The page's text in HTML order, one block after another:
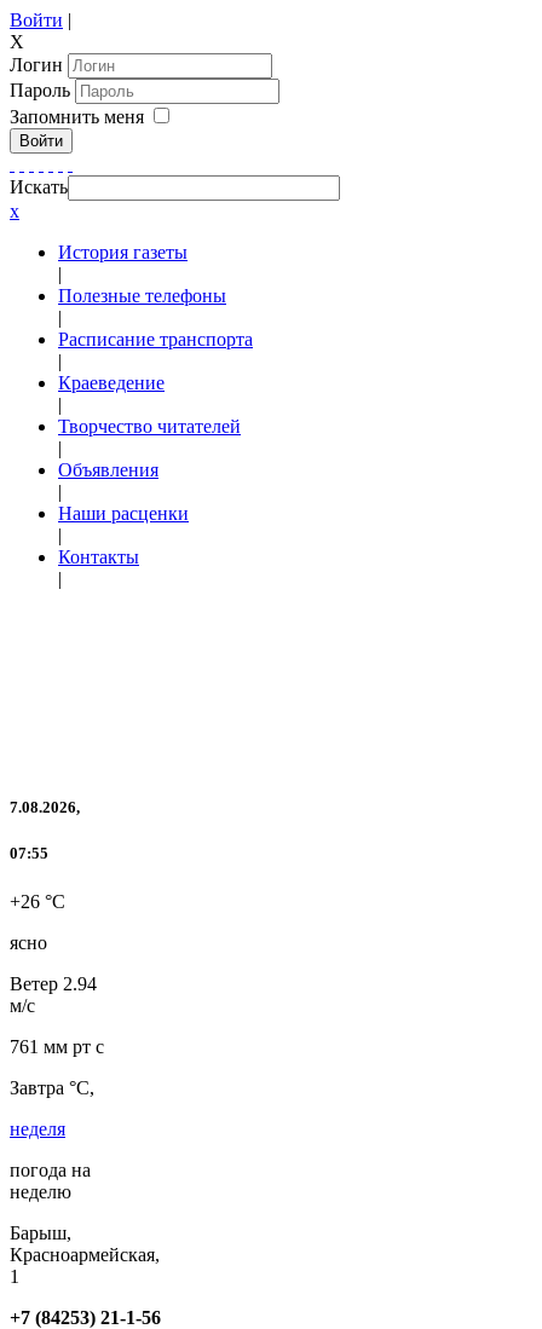
Войти |
X
Логин
Пароль
Запомнить меня
Войти
Искать
x
История газеты
|
Полезные телефоны
|
Расписание транспорта
|
Краеведение
|
Творчество читателей
|
Объявления
|
Наши расценки
|
Контакты
|
7.08.2026,
07:55
+26 °C
ясно
Ветер 2.94
м/с
761 мм рт с
Завтра °C,
неделя
погода на
неделю
Барыш,
Красноармейская,
1
+7 (84253) 21-1-56